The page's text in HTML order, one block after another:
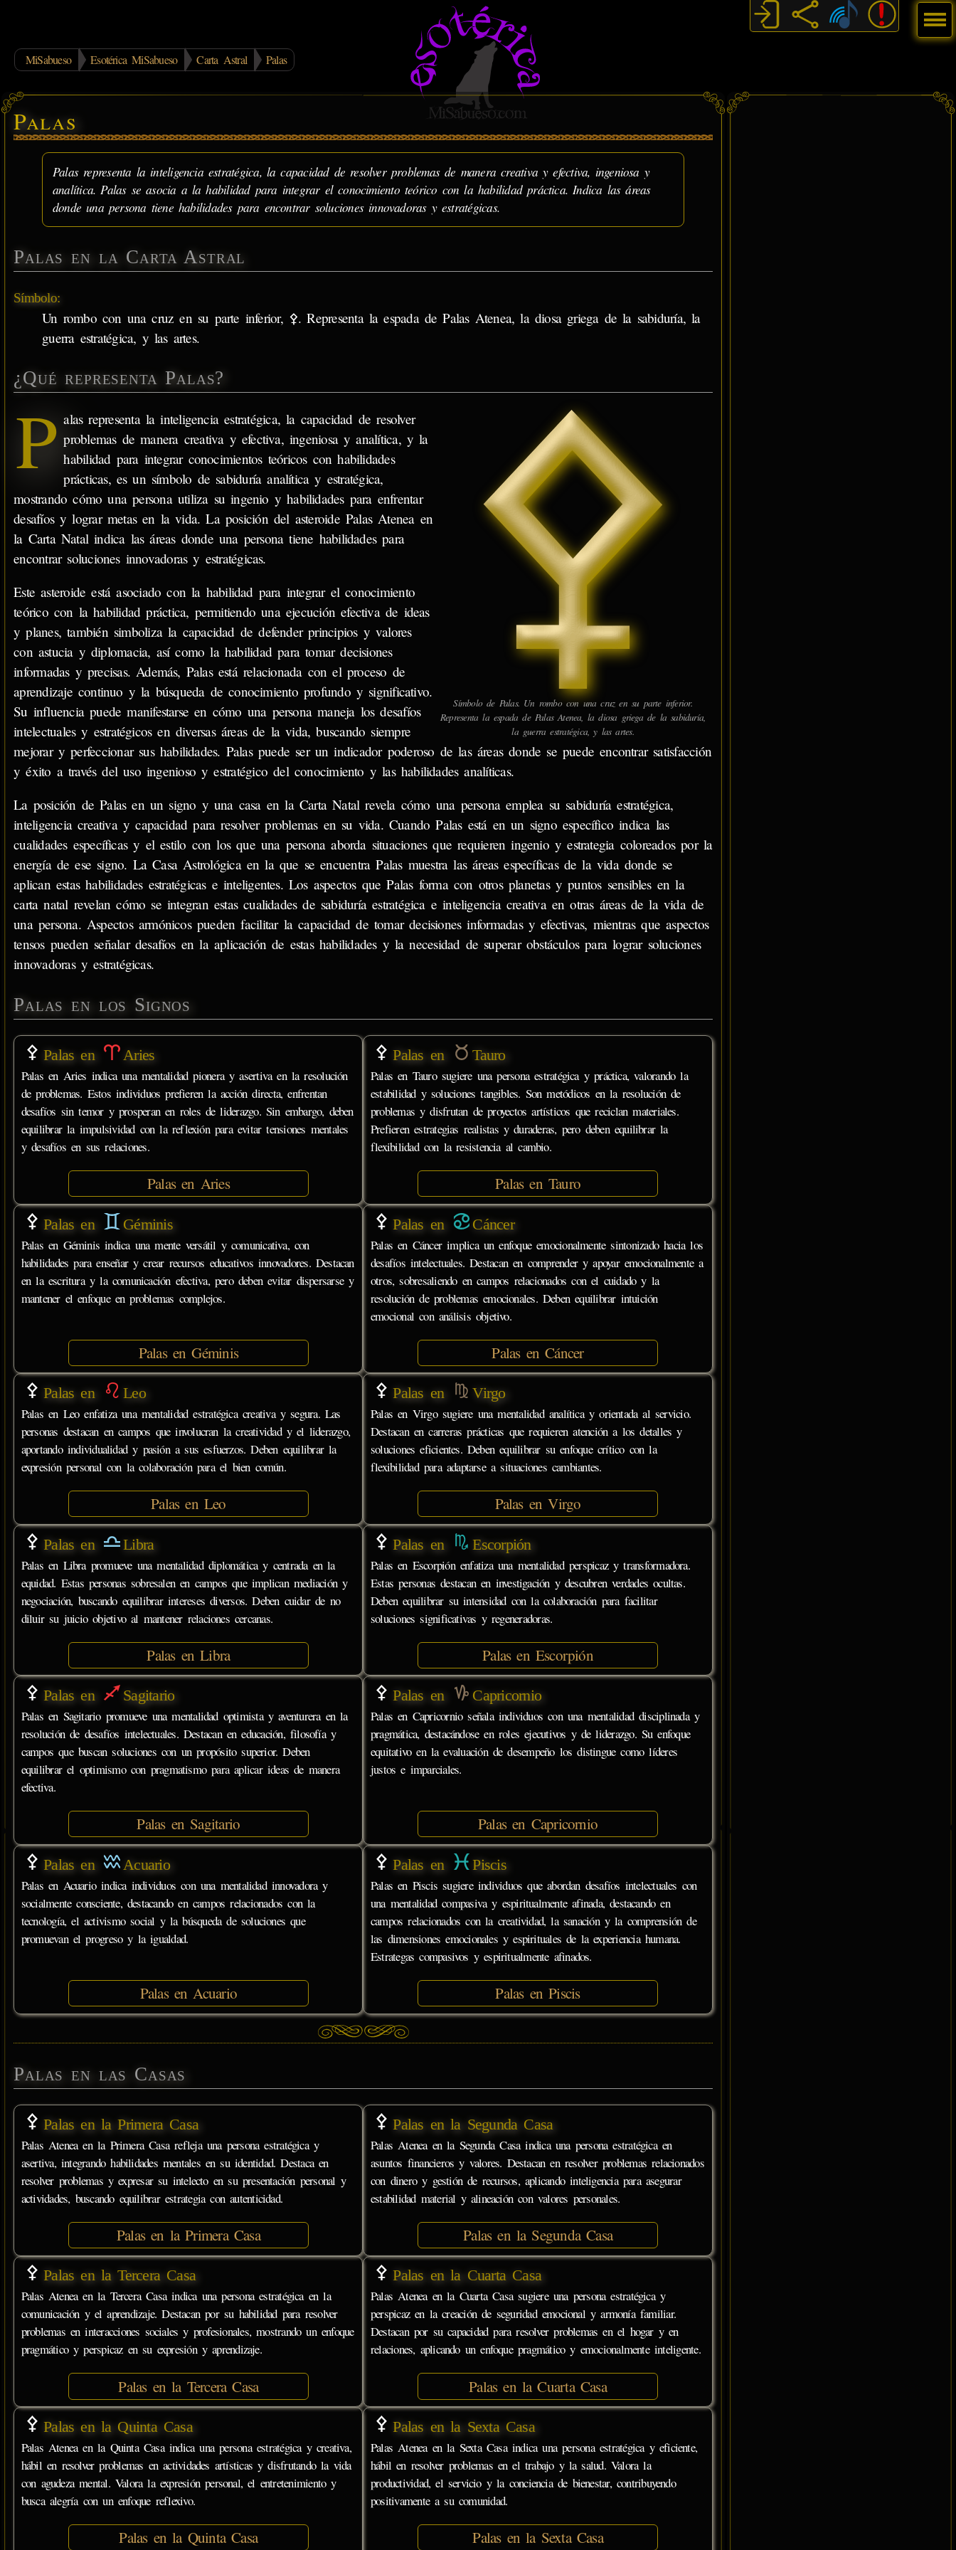
MiSabueso Esotérica MiSabueso Carta Astral Palas
Palas
Palas representa la inteligencia estratégica, la capacidad de resolver problemas de manera creativa y efectiva, ingeniosa y
analítica. Palas se asocia a la habilidad para integrar el conocimiento teórico con la habilidad práctica. Indica las áreas
donde una persona tiene habilidades para encontrar soluciones innovadoras y estratégicas.
Palas en la Carta Astral
Símbolo:
Un rombo con una cruz en su parte inferior, ⚴. Representa la espada de Palas Atenea, la diosa griega de la sabiduría, la
guerra estratégica, y las artes.
¿Qué representa Palas?
Símbolo de Palas. Un rombo con una cruz en su parte inferior.
Representa la espada de Palas Atenea, la diosa griega de la sabiduría,
la guerra estratégica, y las artes.
P alas representa la inteligencia estratégica, la capacidad de resolver
problemas de manera creativa y efectiva, ingeniosa y analítica, y la
habilidad para integrar conocimientos teóricos con habilidades
prácticas, es un símbolo de sabiduría analítica y estratégica,
mostrando cómo una persona utiliza su ingenio y habilidades para enfrentar
desafíos y lograr metas en la vida. La posición del asteroide Palas Atenea en
la Carta Natal indica las áreas donde una persona tiene habilidades para
encontrar soluciones innovadoras y estratégicas.
Este asteroide está asociado con la habilidad para integrar el conocimiento
teórico con la habilidad práctica, permitiendo una ejecución efectiva de ideas
y planes, también simboliza la capacidad de defender principios y valores
con astucia y diplomacia, así como la habilidad para tomar decisiones
informadas y precisas. Además, Palas está relacionada con el proceso de
aprendizaje continuo y la búsqueda de conocimiento profundo y significativo.
Su influencia puede manifestarse en cómo una persona maneja los desafíos
intelectuales y estratégicos en diversas áreas de la vida, buscando siempre
mejorar y perfeccionar sus habilidades. Palas puede ser un indicador poderoso de las áreas donde se puede encontrar satisfacción
y éxito a través del uso ingenioso y estratégico del conocimiento y las habilidades analíticas.
La posición de Palas en un signo y una casa en la Carta Natal revela cómo una persona emplea su sabiduría estratégica,
inteligencia creativa y capacidad para resolver problemas en su vida. Cuando Palas está en un signo específico indica las
cualidades específicas y el estilo con los que una persona aborda situaciones que requieren ingenio y estrategia coloreados por la
energía de ese signo. La Casa Astrológica en la que se encuentra Palas muestra las áreas específicas de la vida donde se
aplican estas habilidades estratégicas e inteligentes. Los aspectos que Palas forma con otros planetas y puntos sensibles en la
carta natal revelan cómo se integran estas cualidades de sabiduría estratégica e inteligencia creativa en otras áreas de la vida de
una persona. Aspectos armónicos pueden facilitar la capacidad de tomar decisiones informadas y efectivas, mientras que aspectos
tensos pueden señalar desafíos en la aplicación de estas habilidades y la necesidad de superar obstáculos para lograr soluciones
innovadoras y estratégicas.
Palas en los Signos
Palas en Aries
Palas en Aries indica una mentalidad pionera y asertiva en la resolución
de problemas. Estos individuos prefieren la acción directa, enfrentan
desafíos sin temor y prosperan en roles de liderazgo. Sin embargo, deben
equilibrar la impulsividad con la reflexión para evitar tensiones mentales
y desafíos en sus relaciones.
Palas en Aries
Palas en Tauro
Palas en Tauro sugiere una persona estratégica y práctica, valorando la
estabilidad y soluciones tangibles. Son metódicos en la resolución de
problemas y disfrutan de proyectos artísticos que reciclan materiales.
Prefieren estrategias realistas y duraderas, pero deben equilibrar la
flexibilidad con la resistencia al cambio.
Palas en Tauro
Palas en Géminis
Palas en Géminis indica una mente versátil y comunicativa, con
habilidades para enseñar y crear recursos educativos innovadores. Destacan
en la escritura y la comunicación efectiva, pero deben evitar dispersarse y
mantener el enfoque en problemas complejos.
Palas en Géminis
Palas en Cáncer
Palas en Cáncer implica un enfoque emocionalmente sintonizado hacia los
desafíos intelectuales. Destacan en comprender y apoyar emocionalmente a
otros, sobresaliendo en campos relacionados con el cuidado y la
resolución de problemas emocionales. Deben equilibrar intuición
emocional con análisis objetivo.
Palas en Cáncer
Palas en Leo
Palas en Leo enfatiza una mentalidad estratégica creativa y segura. Las
personas destacan en campos que involucran la creatividad y el liderazgo,
aportando individualidad y pasión a sus esfuerzos. Deben equilibrar la
expresión personal con la colaboración para el bien común.
Palas en Leo
Palas en Virgo
Palas en Virgo sugiere una mentalidad analítica y orientada al servicio.
Destacan en carreras prácticas que requieren atención a los detalles y
soluciones eficientes. Deben equilibrar su enfoque crítico con la
flexibilidad para adaptarse a situaciones cambiantes.
Palas en Virgo
Palas en Libra
Palas en Libra promueve una mentalidad diplomática y centrada en la
equidad. Estas personas sobresalen en campos que implican mediación y
negociación, buscando equilibrar intereses diversos. Deben cuidar de no
diluir su juicio objetivo al mantener relaciones cercanas.
Palas en Libra
Palas en Escorpión
Palas en Escorpión enfatiza una mentalidad perspicaz y transformadora.
Estas personas destacan en investigación y descubren verdades ocultas.
Deben equilibrar su intensidad con la colaboración para facilitar
soluciones significativas y regeneradoras.
Palas en Escorpión
Palas en Sagitario
Palas en Sagitario promueve una mentalidad optimista y aventurera en la
resolución de desafíos intelectuales. Destacan en educación, filosofía y
campos que buscan soluciones con un propósito superior. Deben
equilibrar el optimismo con pragmatismo para aplicar ideas de manera
efectiva.
Palas en Sagitario
Palas en Capricornio
Palas en Capricornio señala individuos con una mentalidad disciplinada y
pragmática, destacándose en roles ejecutivos y de liderazgo. Su enfoque
equitativo en la evaluación de desempeño los distingue como líderes
justos e imparciales.
Palas en Capricornio
Palas en Acuario
Palas en Acuario indica individuos con una mentalidad innovadora y
socialmente consciente, destacando en campos relacionados con la
tecnología, el activismo social y la búsqueda de soluciones que
promuevan el progreso y la igualdad.
Palas en Acuario
Palas en Piscis
Palas en Piscis sugiere individuos que abordan desafíos intelectuales con
una mentalidad compasiva y espiritualmente afinada, destacando en
campos relacionados con la creatividad, la sanación y la comprensión de
las dimensiones emocionales y espirituales de la experiencia humana.
Estrategas compasivos y espiritualmente afinados.
Palas en Piscis
Palas en las Casas
Palas en la Primera Casa
Palas Atenea en la Primera Casa refleja una persona estratégica y
asertiva, integrando habilidades mentales en su identidad. Destaca en
resolver problemas y expresar su intelecto en su presentación personal y
actividades, buscando equilibrar estrategia con autenticidad.
Palas en la Primera Casa
Palas en la Segunda Casa
Palas Atenea en la Segunda Casa indica una persona estratégica en
asuntos financieros y valores. Destacan en resolver problemas relacionados
con dinero y gestión de recursos, aplicando inteligencia para asegurar
estabilidad material y alineación con valores personales.
Palas en la Segunda Casa
Palas en la Tercera Casa
Palas Atenea en la Tercera Casa indica una persona estratégica en la
comunicación y el aprendizaje. Destacan por su habilidad para resolver
problemas en interacciones sociales y profesionales, mostrando un enfoque
pragmático y perspicaz en su expresión y aprendizaje.
Palas en la Tercera Casa
Palas en la Cuarta Casa
Palas Atenea en la Cuarta Casa sugiere una persona estratégica y
perspicaz en la creación de seguridad emocional y armonía familiar.
Destacan por su capacidad para resolver problemas en el hogar y en
relaciones, aplicando un enfoque pragmático y emocionalmente inteligente.
Palas en la Cuarta Casa
Palas en la Quinta Casa
Palas Atenea en la Quinta Casa indica una persona estratégica y creativa,
hábil en resolver problemas en actividades artísticas y disfrutando la vida
con agudeza mental. Valora la expresión personal, el entretenimiento y
busca alegría con un enfoque reflexivo.
Palas en la Quinta Casa
Palas en la Sexta Casa
Palas Atenea en la Sexta Casa indica una persona estratégica y eficiente,
hábil en resolver problemas en el trabajo y la salud. Valora la
productividad, el servicio y la conciencia de bienestar, contribuyendo
positivamente a su comunidad.
Palas en la Sexta Casa
Menú